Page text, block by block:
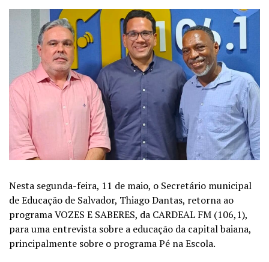
Nesta segunda-feira, 11 de maio, o Secretário municipal
de Educação de Salvador, Thiago Dantas, retorna ao
programa VOZES E SABERES, da CARDEAL FM (106,1),
para uma entrevista sobre a educação da capital baiana,
principalmente sobre o programa Pé na Escola.